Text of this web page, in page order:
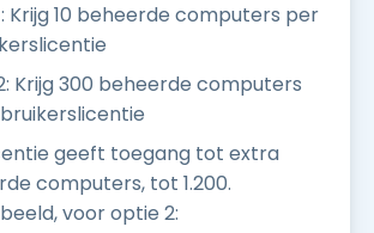
Krijg 10 beheerde computers per
Krijg 300 beheerde computers
geeft toegang tot extra
computers, tot 1.200.
voor optie 2: